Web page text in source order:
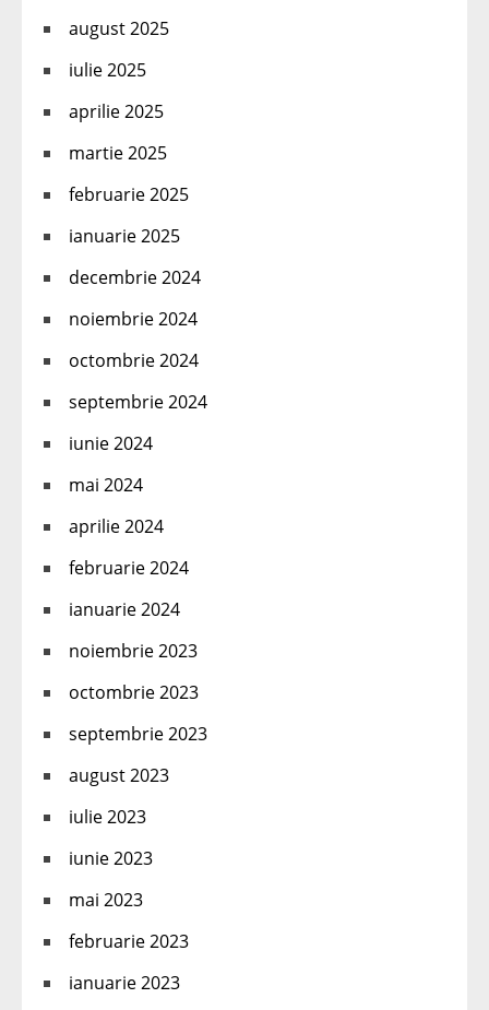
august 2025
iulie 2025
aprilie 2025
martie 2025
februarie 2025
ianuarie 2025
decembrie 2024
noiembrie 2024
octombrie 2024
septembrie 2024
iunie 2024
mai 2024
aprilie 2024
februarie 2024
ianuarie 2024
noiembrie 2023
octombrie 2023
septembrie 2023
august 2023
iulie 2023
iunie 2023
mai 2023
februarie 2023
ianuarie 2023